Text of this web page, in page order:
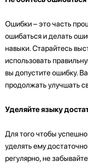
Ошибки – это часть
ошибаться и делать
навыки. Старайтесь
использовать
вы допустите ошибку.
продолжать улучшать
Уделяйте языку
Для того чтобы
уделять ему
регулярно, не